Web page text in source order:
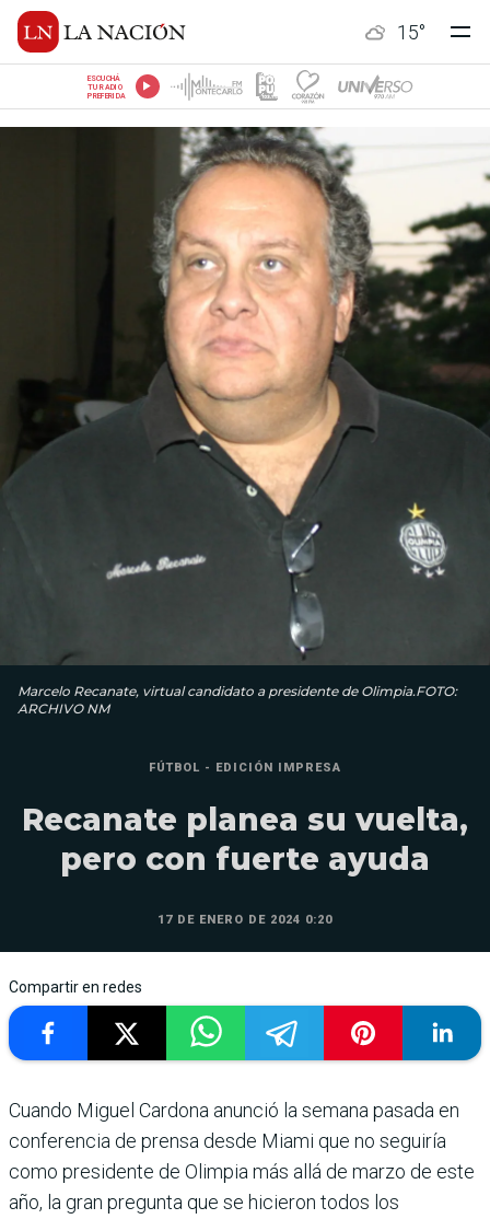
15°
ESCUCHÁ
TU RADIO
PREFERIDA
Marcelo Recanate, virtual candidato a presidente de Olimpia.FOTO:
ARCHIVO NM
FÚTBOL - EDICIÓN IMPRESA
Recanate planea su vuelta,
pero con fuerte ayuda
17 DE ENERO DE 2024 0:20
Compartir en redes
Cuando Miguel Car­dona anunció la semana pasada en
conferencia de prensa desde Miami que no seguiría
como presidente de Olimpia más allá de marzo de este
año, la gran pregunta que se hicieron todos los